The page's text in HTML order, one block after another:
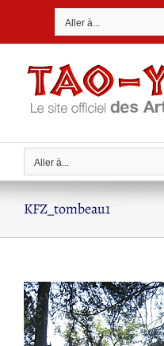
Aller à...
Aller à...
KFZ_tombeau1